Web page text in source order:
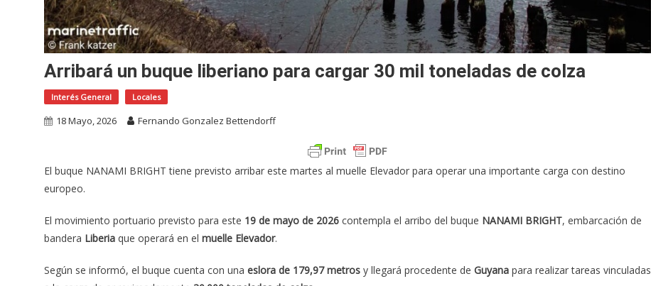
Arribará un buque liberiano para cargar 30 mil toneladas de colza
Interés General Locales
18 Mayo, 2026 Fernando Gonzalez Bettendorff
El buque NANAMI BRIGHT tiene previsto arribar este martes al muelle Elevador para operar una importante carga con destino
europeo.
El movimiento portuario previsto para este 19 de mayo de 2026 contempla el arribo del buque NANAMI BRIGHT, embarcación de
bandera Liberia que operará en el muelle Elevador.
Según se informó, el buque cuenta con una eslora de 179,97 metros y llegará procedente de Guyana para realizar tareas vinculadas